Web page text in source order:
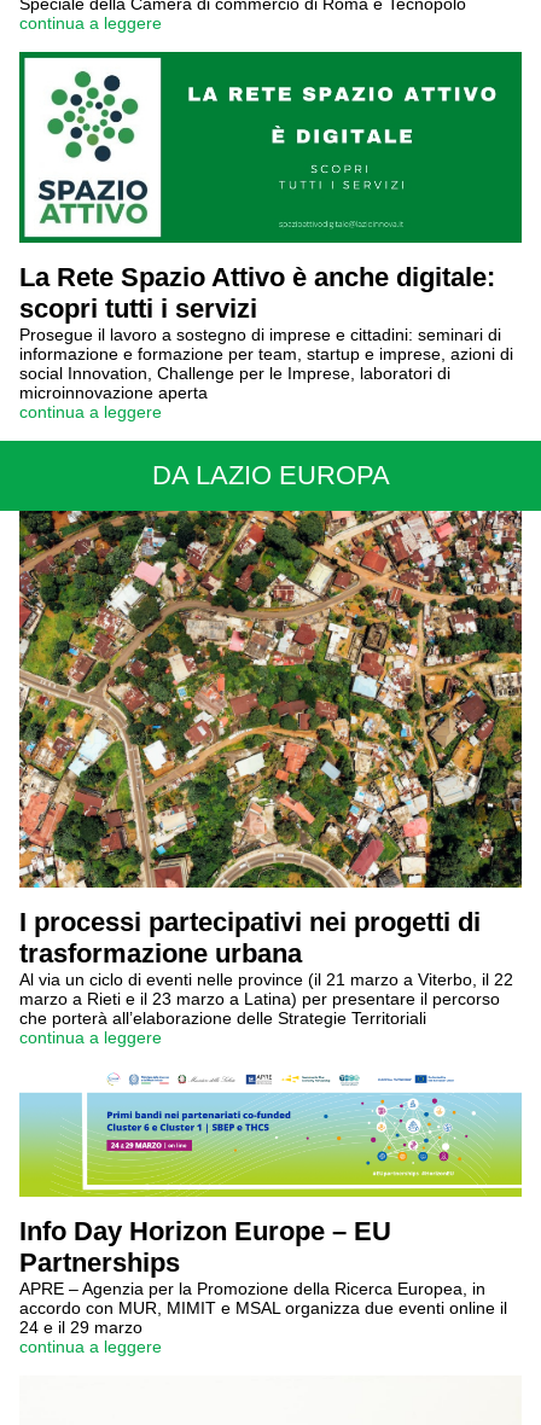
continua a leggere
La Rete Spazio Attivo è anche digitale:
scopri tutti i servizi
Prosegue il lavoro a sostegno di imprese e cittadini: seminari di
informazione e formazione per team, startup e imprese, azioni di
social Innovation, Challenge per le Imprese, laboratori di
microinnovazione aperta
continua a leggere
DA LAZIO EUROPA
I processi partecipativi nei progetti di
trasformazione urbana
Al via un ciclo di eventi nelle province (il 21 marzo a Viterbo, il 22
marzo a Rieti e il 23 marzo a Latina) per presentare il percorso
che porterà all’elaborazione delle Strategie Territoriali
continua a leggere
Info Day Horizon Europe – EU
Partnerships
APRE – Agenzia per la Promozione della Ricerca Europea, in
accordo con MUR, MIMIT e MSAL organizza due eventi online il
24 e il 29 marzo
continua a leggere